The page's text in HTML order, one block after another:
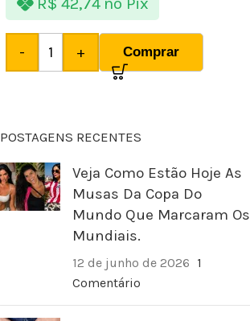
- + Comprar
POSTAGENS RECENTES
Veja Como Estão Hoje As
Musas Da Copa Do
Mundo Que Marcaram Os
Mundiais.
12 de junho de 2026 1
Comentário